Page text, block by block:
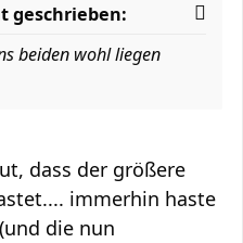
geschrieben:
beiden wohl liegen
dass der größere
immerhin haste
(und die nun